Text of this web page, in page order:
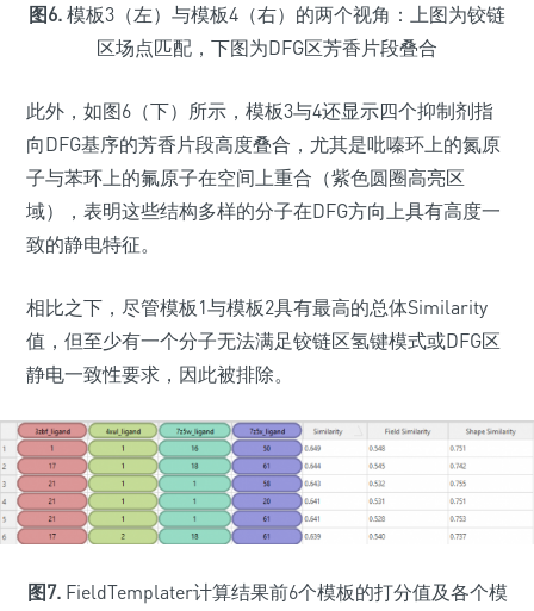
图6. 模板3（左）与模板4（右）的两个视角：上图为铰链
区场点匹配，下图为DFG区芳香片段叠合
此外，如图6（下）所示，模板3与4还显示四个抑制剂指
向DFG基序的芳香片段高度叠合，尤其是吡嗪环上的氮原
子与苯环上的氟原子在空间上重合（紫色圆圈高亮区
域），表明这些结构多样的分子在DFG方向上具有高度一
致的静电特征。
相比之下，尽管模板1与模板2具有最高的总体Similarity
值，但至少有一个分子无法满足铰链区氢键模式或DFG区
静电一致性要求，因此被排除。
图7.FieldTemplater计算结果前6个模板的打分值及各个模